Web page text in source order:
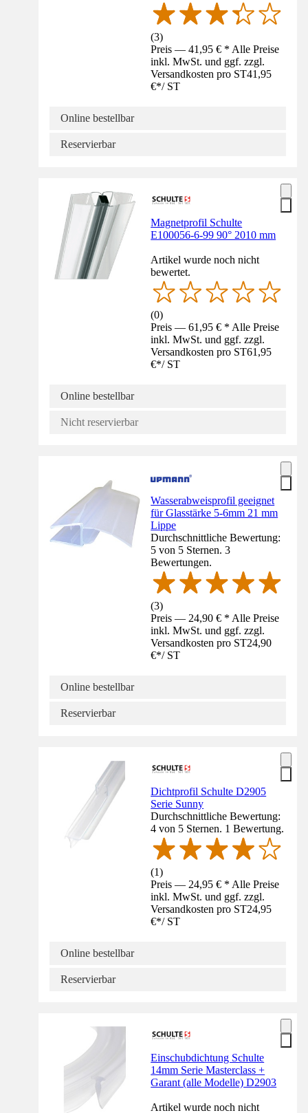
(3)
Preis — 41,95 € * Alle Preise
inkl. MwSt. und ggf. zzgl.
Versandkosten pro ST41,95
€*/ ST
Online bestellbar
Reservierbar
Magnetprofil Schulte
E100056-6-99 90° 2010 mm
Artikel wurde noch nicht
bewertet.
(0)
Preis — 61,95 € * Alle Preise
inkl. MwSt. und ggf. zzgl.
Versandkosten pro ST61,95
€*/ ST
Online bestellbar
Nicht reservierbar
Wasserabweisprofil geeignet
für Glasstärke 5-6mm 21 mm
Lippe
Durchschnittliche Bewertung:
5 von 5 Sternen. 3
Bewertungen.
(3)
Preis — 24,90 € * Alle Preise
inkl. MwSt. und ggf. zzgl.
Versandkosten pro ST24,90
€*/ ST
Online bestellbar
Reservierbar
Dichtprofil Schulte D2905
Serie Sunny
Durchschnittliche Bewertung:
4 von 5 Sternen. 1 Bewertung.
(1)
Preis — 24,95 € * Alle Preise
inkl. MwSt. und ggf. zzgl.
Versandkosten pro ST24,95
€*/ ST
Online bestellbar
Reservierbar
Einschubdichtung Schulte
14mm Serie Masterclass +
Garant (alle Modelle) D2903
Artikel wurde noch nicht